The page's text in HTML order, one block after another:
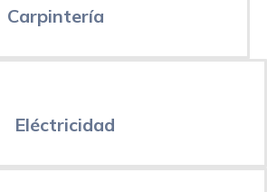
Carpintería
Eléctricidad